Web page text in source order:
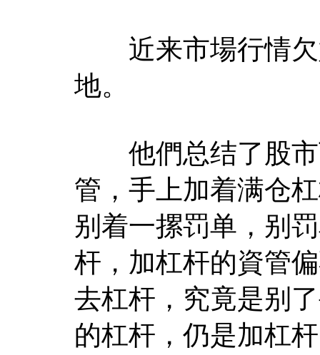
近来市場行情欠
地。
他們总结了股市
管，手上加着满仓
别着一摞罚单，别
杆，加杠杆的資管
去杠杆，究竟是别
的杠杆，仍是加杠